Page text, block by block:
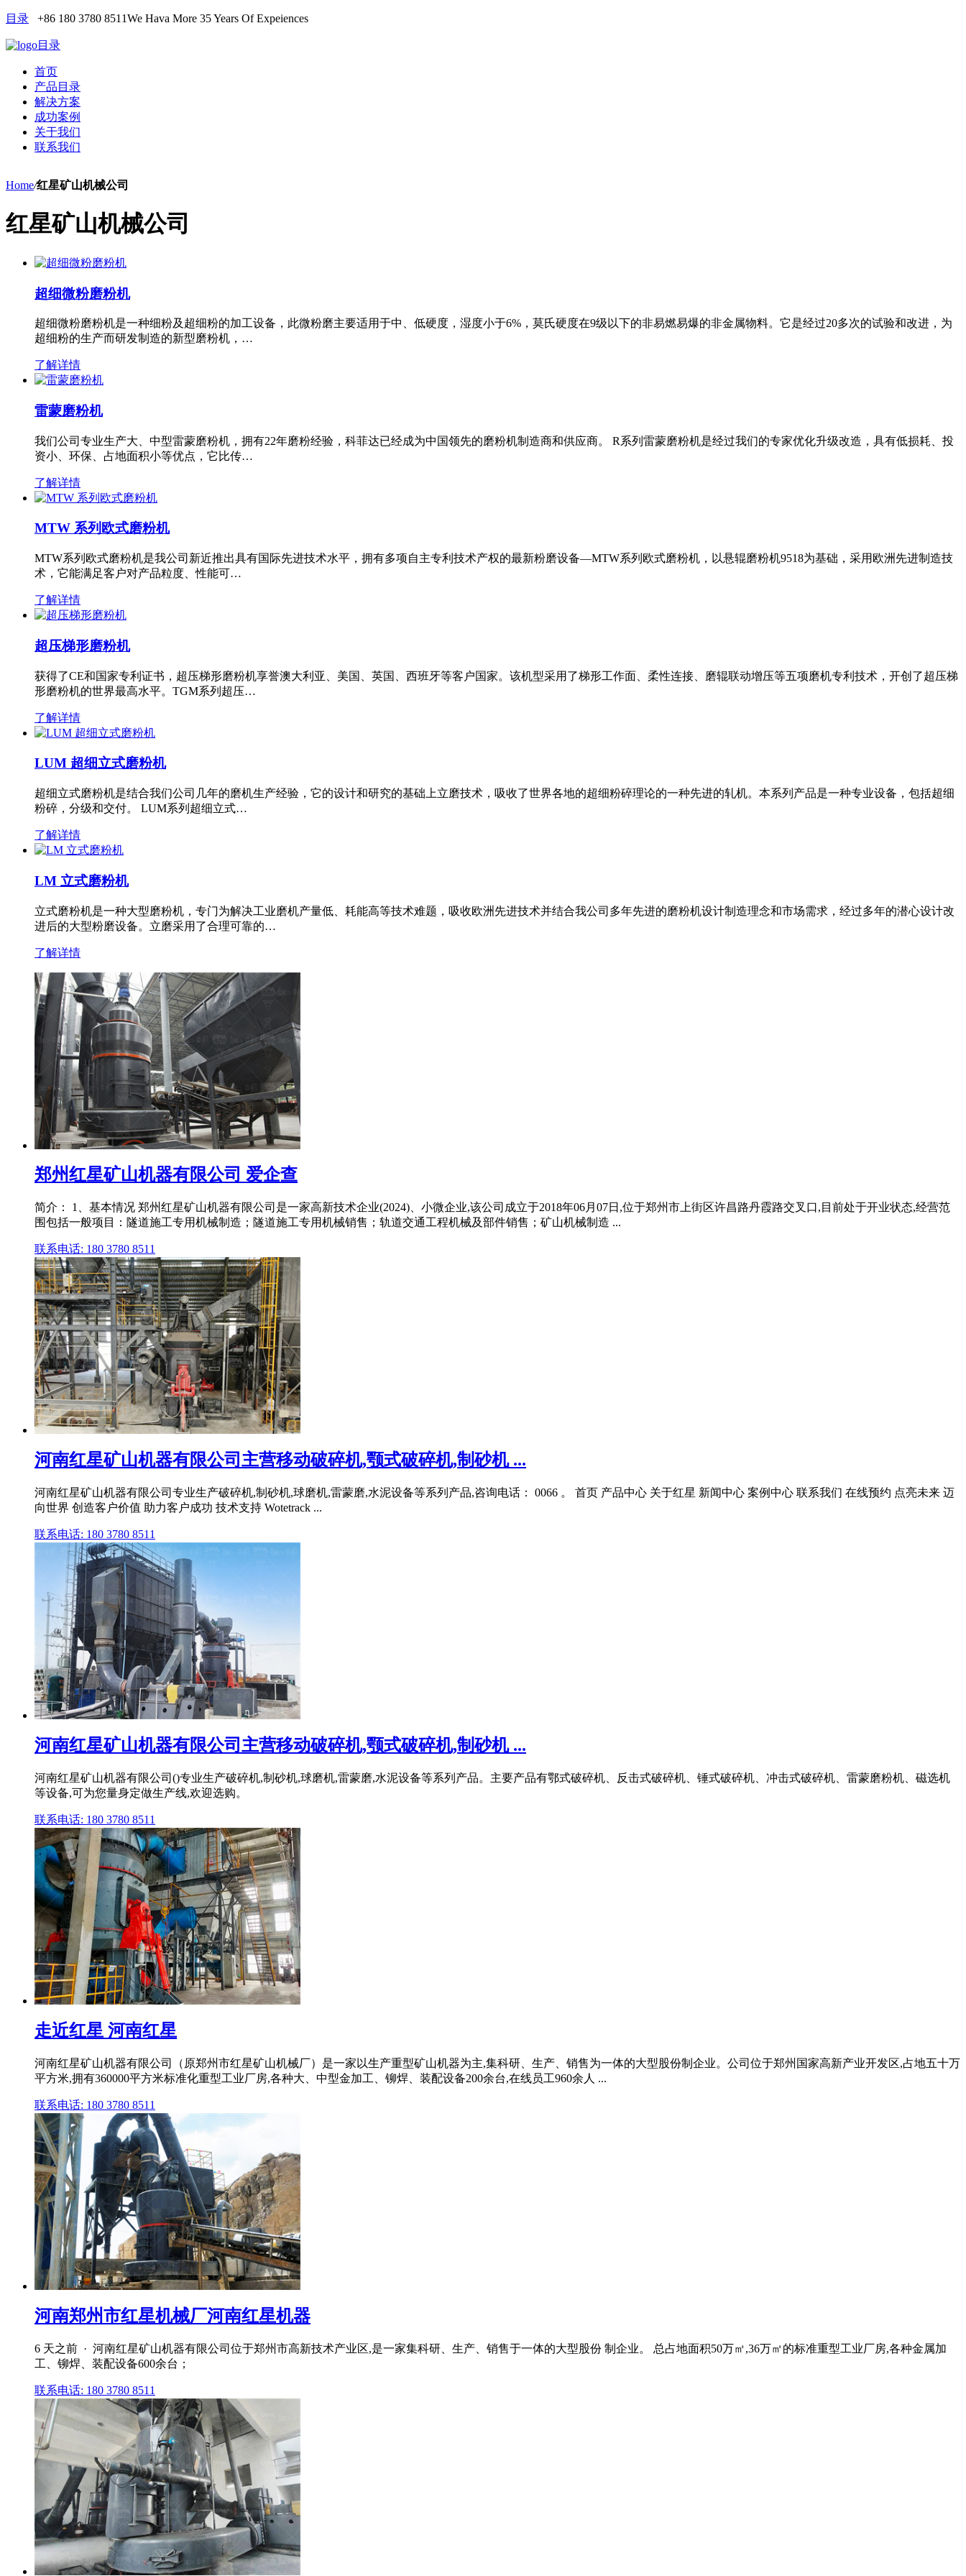
目录 +86 180 3780 8511We Hava More 35 Years Of Expeiences
目录
首页
产品目录
解决方案
成功案例
关于我们
联系我们
Home/红星矿山机械公司
红星矿山机械公司
超细微粉磨粉机
超细微粉磨粉机是一种细粉及超细粉的加工设备，此微粉磨主要适用于中、低硬度，湿度小于6%，莫氏硬度在9级以下的非易燃易爆的非金属物料。它是经过20多次的试验和改进，为
超细粉的生产而研发制造的新型磨粉机，…
了解详情
雷蒙磨粉机
我们公司专业生产大、中型雷蒙磨粉机，拥有22年磨粉经验，科菲达已经成为中国领先的磨粉机制造商和供应商。 R系列雷蒙磨粉机是经过我们的专家优化升级改造，具有低损耗、投
资小、环保、占地面积小等优点，它比传…
了解详情
MTW 系列欧式磨粉机
MTW系列欧式磨粉机是我公司新近推出具有国际先进技术水平，拥有多项自主专利技术产权的最新粉磨设备—MTW系列欧式磨粉机，以悬辊磨粉机9518为基础，采用欧洲先进制造技
术，它能满足客户对产品粒度、性能可…
了解详情
超压梯形磨粉机
获得了CE和国家专利证书，超压梯形磨粉机享誉澳大利亚、美国、英国、西班牙等客户国家。该机型采用了梯形工作面、柔性连接、磨辊联动增压等五项磨机专利技术，开创了超压梯
形磨粉机的世界最高水平。TGM系列超压…
了解详情
LUM 超细立式磨粉机
超细立式磨粉机是结合我们公司几年的磨机生产经验，它的设计和研究的基础上立磨技术，吸收了世界各地的超细粉碎理论的一种先进的轧机。本系列产品是一种专业设备，包括超细
粉碎，分级和交付。 LUM系列超细立式…
了解详情
LM 立式磨粉机
立式磨粉机是一种大型磨粉机，专门为解决工业磨机产量低、耗能高等技术难题，吸收欧洲先进技术并结合我公司多年先进的磨粉机设计制造理念和市场需求，经过多年的潜心设计改
进后的大型粉磨设备。立磨采用了合理可靠的…
了解详情
郑州红星矿山机器有限公司 爱企查
简介： 1、基本情况 郑州红星矿山机器有限公司是一家高新技术企业(2024)、小微企业,该公司成立于2018年06月07日,位于郑州市上街区许昌路丹霞路交叉口,目前处于开业状态,经营范
围包括一般项目：隧道施工专用机械制造；隧道施工专用机械销售；轨道交通工程机械及部件销售；矿山机械制造 ...
联系电话: 180 3780 8511
河南红星矿山机器有限公司主营移动破碎机,颚式破碎机,制砂机 ...
河南红星矿山机器有限公司专业生产破碎机,制砂机,球磨机,雷蒙磨,水泥设备等系列产品,咨询电话： 0066 。 首页 产品中心 关于红星 新闻中心 案例中心 联系我们 在线预约 点亮未来 迈
向世界 创造客户价值 助力客户成功 技术支持 Wotetrack ...
联系电话: 180 3780 8511
河南红星矿山机器有限公司主营移动破碎机,颚式破碎机,制砂机 ...
河南红星矿山机器有限公司()专业生产破碎机,制砂机,球磨机,雷蒙磨,水泥设备等系列产品。主要产品有鄂式破碎机、反击式破碎机、锤式破碎机、冲击式破碎机、雷蒙磨粉机、磁选机
等设备,可为您量身定做生产线,欢迎选购。
联系电话: 180 3780 8511
走近红星 河南红星
河南红星矿山机器有限公司（原郑州市红星矿山机械厂）是一家以生产重型矿山机器为主,集科研、生产、销售为一体的大型股份制企业。公司位于郑州国家高新产业开发区,占地五十万
平方米,拥有360000平方米标准化重型工业厂房,各种大、中型金加工、铆焊、装配设备200余台,在线员工960余人 ...
联系电话: 180 3780 8511
河南郑州市红星机械厂河南红星机器
6 天之前 · 河南红星矿山机器有限公司位于郑州市高新技术产业区,是一家集科研、生产、销售于一体的大型股份 制企业。 总占地面积50万㎡,36万㎡的标准重型工业厂房,各种金属加
工、铆焊、装配设备600余台；
联系电话: 180 3780 8511